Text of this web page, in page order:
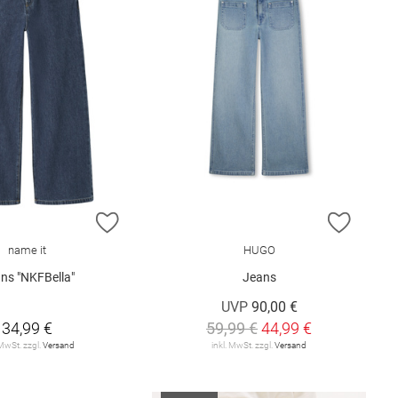
HINZUFÜGEN
name it
"NKFBella"
34,99 €
zzgl.Versand
ZUR
HUGO
Jeans
UVP 90,00 €
59,99 €44,99 €
inkl. MwSt. zzgl.Versand